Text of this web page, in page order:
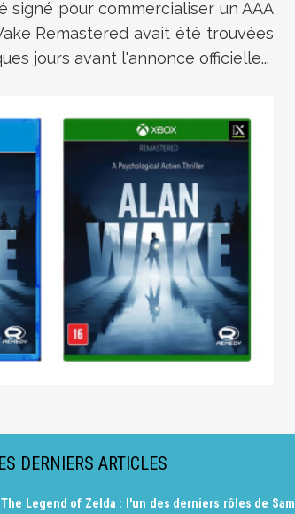
signé pour commercialiser un AAA
Remastered avait été trouvées
jours avant l'annonce officielle...
DERNIERS ARTICLES
The Legend of Zelda : l'un des derniers rôles de Sam